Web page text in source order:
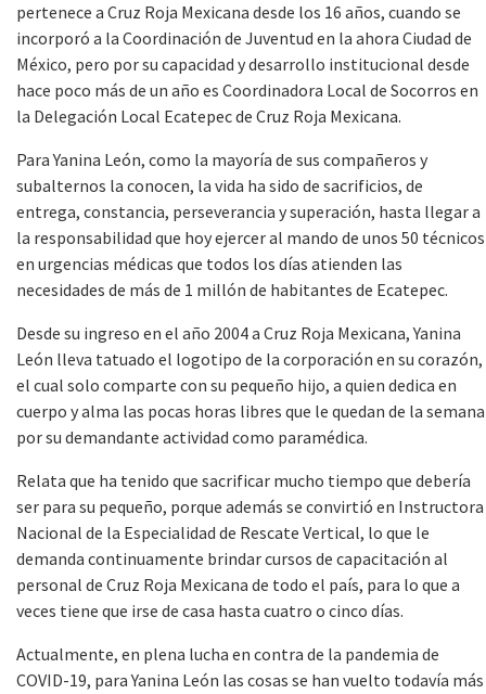
pertenece a Cruz Roja Mexicana desde los 16 años, cuando se
incorporó a la Coordinación de Juventud en la ahora Ciudad de
México, pero por su capacidad y desarrollo institucional desde
hace poco más de un año es Coordinadora Local de Socorros en
la Delegación Local Ecatepec de Cruz Roja Mexicana.
Para Yanina León, como la mayoría de sus compañeros y
subalternos la conocen, la vida ha sido de sacrificios, de
entrega, constancia, perseverancia y superación, hasta llegar a
la responsabilidad que hoy ejercer al mando de unos 50 técnicos
en urgencias médicas que todos los días atienden las
necesidades de más de 1 millón de habitantes de Ecatepec.
Desde su ingreso en el año 2004 a Cruz Roja Mexicana, Yanina
León lleva tatuado el logotipo de la corporación en su corazón,
el cual solo comparte con su pequeño hijo, a quien dedica en
cuerpo y alma las pocas horas libres que le quedan de la semana
por su demandante actividad como paramédica.
Relata que ha tenido que sacrificar mucho tiempo que debería
ser para su pequeño, porque además se convirtió en Instructora
Nacional de la Especialidad de Rescate Vertical, lo que le
demanda continuamente brindar cursos de capacitación al
personal de Cruz Roja Mexicana de todo el país, para lo que a
veces tiene que irse de casa hasta cuatro o cinco días.
Actualmente, en plena lucha en contra de la pandemia de
COVID-19, para Yanina León las cosas se han vuelto todavía más